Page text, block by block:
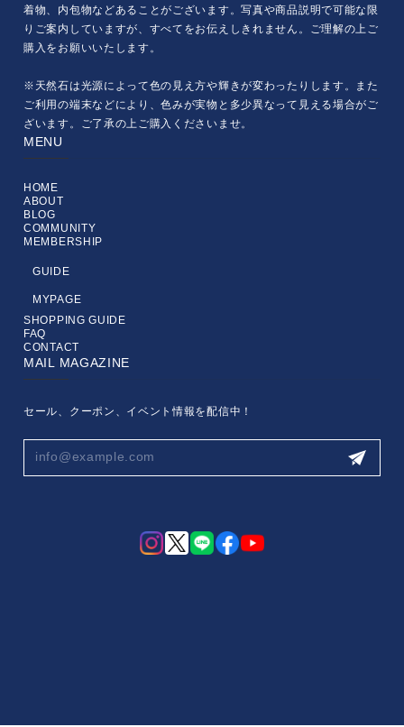
着物、内包物などあることがございます。写真や商品説明で可能な限
りご案内していますが、すべてをお伝えしきれません。ご理解の上ご
購入をお願いいたします。
※天然石は光源によって色の見え方や輝きが変わったりします。また
ご利用の端末などにより、色みが実物と多少異なって見える場合がご
ざいます。ご了承の上ご購入くださいませ。
MENU
HOME
ABOUT
BLOG
COMMUNITY
MEMBERSHIP
GUIDE
MYPAGE
SHOPPING GUIDE
FAQ
CONTACT
MAIL MAGAZINE
セール、クーポン、イベント情報を配信中！